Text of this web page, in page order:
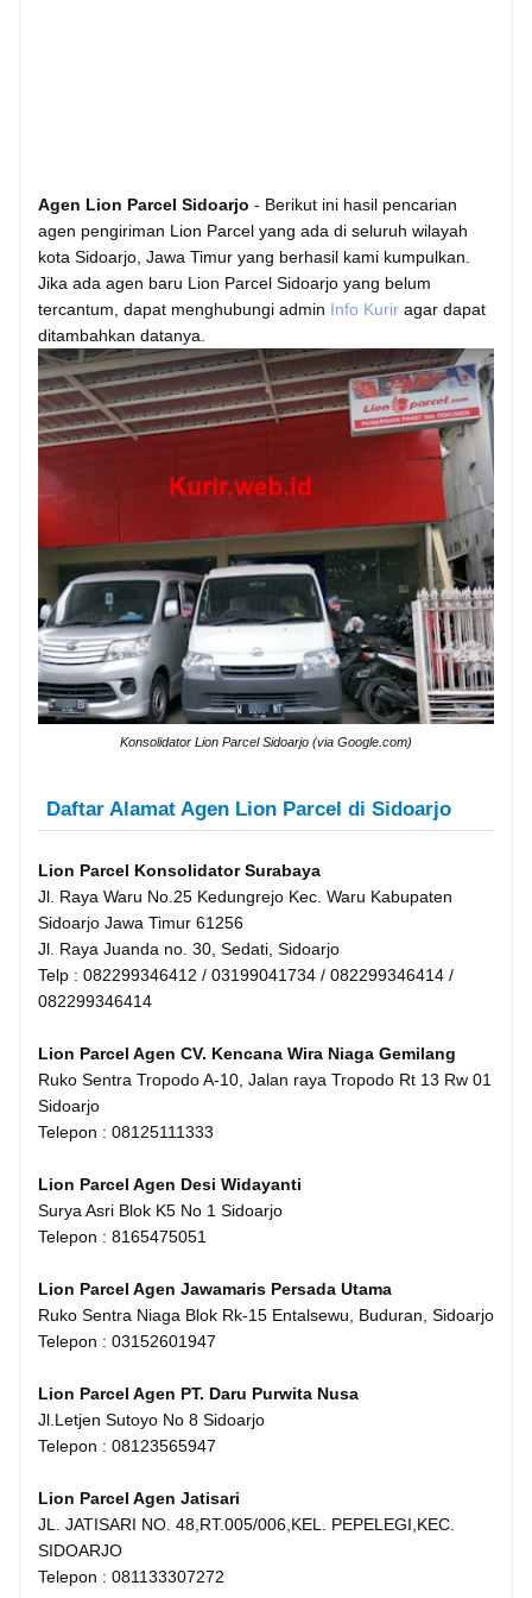
Agen Lion Parcel Sidoarjo - Berikut ini hasil pencarian
agen pengiriman Lion Parcel yang ada di seluruh wilayah
kota Sidoarjo, Jawa Timur yang berhasil kami kumpulkan.
Jika ada agen baru Lion Parcel Sidoarjo yang belum
tercantum, dapat menghubungi admin Info Kurir agar dapat
ditambahkan datanya.
Konsolidator Lion Parcel Sidoarjo (via Google.com)
Daftar Alamat Agen Lion Parcel di Sidoarjo
Lion Parcel Konsolidator Surabaya
Jl. Raya Waru No.25 Kedungrejo Kec. Waru Kabupaten
Sidoarjo Jawa Timur 61256
Jl. Raya Juanda no. 30, Sedati, Sidoarjo
Telp : 082299346412 / 03199041734 / 082299346414 /
082299346414
Lion Parcel Agen CV. Kencana Wira Niaga Gemilang
Ruko Sentra Tropodo A-10, Jalan raya Tropodo Rt 13 Rw 01
Sidoarjo
Telepon : 08125111333
Lion Parcel Agen Desi Widayanti
Surya Asri Blok K5 No 1 Sidoarjo
Telepon : 8165475051
Lion Parcel Agen Jawamaris Persada Utama
Ruko Sentra Niaga Blok Rk-15 Entalsewu, Buduran, Sidoarjo
Telepon : 03152601947
Lion Parcel Agen PT. Daru Purwita Nusa
Jl.Letjen Sutoyo No 8 Sidoarjo
Telepon : 08123565947
Lion Parcel Agen Jatisari
JL. JATISARI NO. 48,RT.005/006,KEL. PEPELEGI,KEC.
SIDOARJO
Telepon : 081133307272